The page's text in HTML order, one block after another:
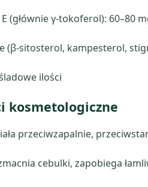
(głównie γ-tokoferol): 60–80
(β-sitosterol, kampesterol,
ilości
kosmetologiczne
przeciwzapalnie,
cebulki, zapobiega